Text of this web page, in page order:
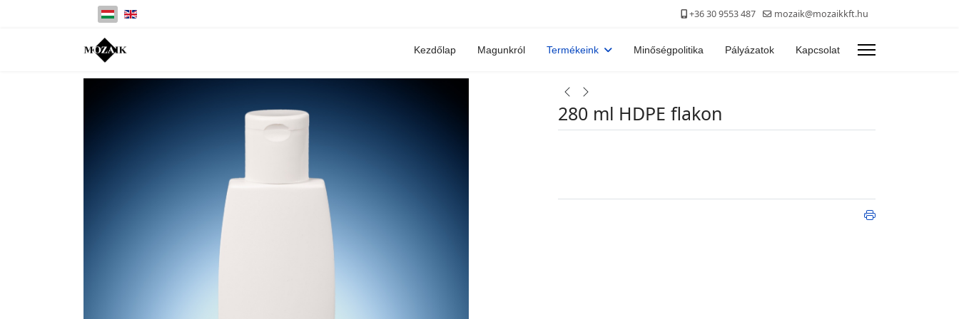
Válasszon nyelvet +36 30 9553 487 mozaik@mozaikkft.hu
Kezdőlap Magunkról Termékeink Minőségpolitika Pályázatok Kapcsolat
280 ml HDPE flakon